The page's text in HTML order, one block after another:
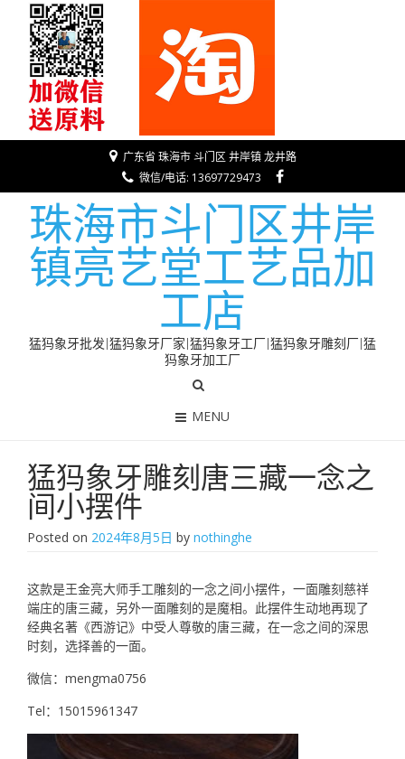
广东省 珠海市 斗门区 井岸镇 龙井路
微信/电话: 13697729473
珠海市斗门区井岸
镇亮艺堂工艺品加
工店
猛犸象牙批发|猛犸象牙厂家|猛犸象牙工厂|猛犸象牙雕刻厂|猛
犸象牙加工厂
MENU
猛犸象牙雕刻唐三藏一念之
间小摆件
Posted on 2024年8月5日 by nothinghe
这款是王金亮大师手工雕刻的一念之间小摆件，一面雕刻慈祥
端庄的唐三藏，另外一面雕刻的是魔相。此摆件生动地再现了
经典名著《西游记》中受人尊敬的唐三藏，在一念之间的深思
时刻，选择善的一面。
微信：mengma0756
Tel：15015961347